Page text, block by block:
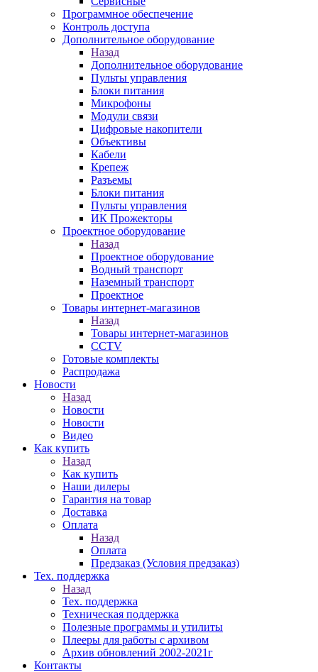
Программное обеспечение
Контроль доступа
Дополнительное оборудование
Назад
Дополнительное оборудование
Пульты управления
Блоки питания
Микрофоны
Модули связи
Цифровые накопители
Объективы
Кабели
Крепеж
Разъемы
Блоки питания
Пульты управления
ИК Прожекторы
Проектное оборудование
Назад
Проектное оборудование
Водный транспорт
Наземный транспорт
Проектное
Товары интернет-магазинов
Назад
Товары интернет-магазинов
CCTV
Готовые комплекты
Распродажа
Новости
Назад
Новости
Новости
Видео
Как купить
Назад
Как купить
Наши дилеры
Гарантия на товар
Доставка
Оплата
Назад
Оплата
Предзаказ (Условия предзаказ)
Тех. поддержка
Назад
Тех. поддержка
Техническая поддержка
Полезные программы и утилиты
Плееры для работы с архивом
Архив обновлений 2002-2021г
Контакты